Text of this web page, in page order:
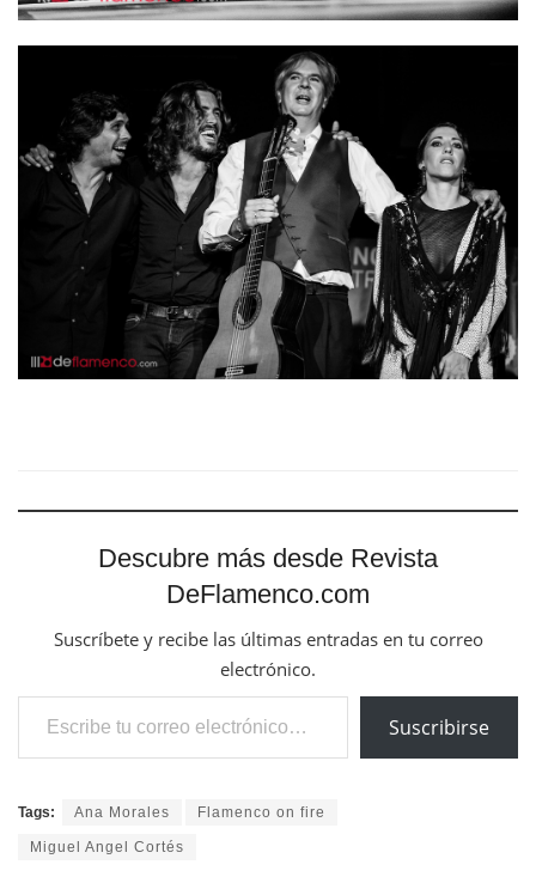
Descubre más desde Revista
DeFlamenco.com
Suscríbete y recibe las últimas entradas en tu correo
electrónico.
Escribe tu correo electrónico…
Suscribirse
Tags: Ana Morales Flamenco on fire
Miguel Angel Cortés